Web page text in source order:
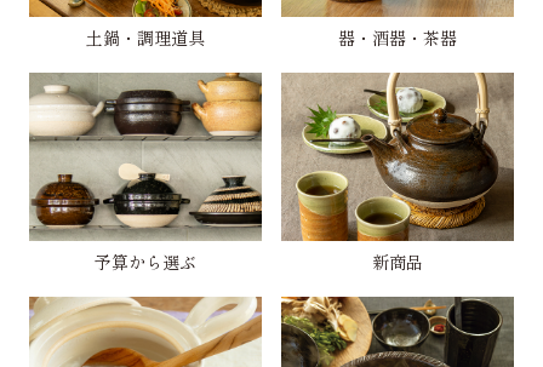
土鍋・調理道具 器・酒器・茶器
予算から選ぶ 新商品